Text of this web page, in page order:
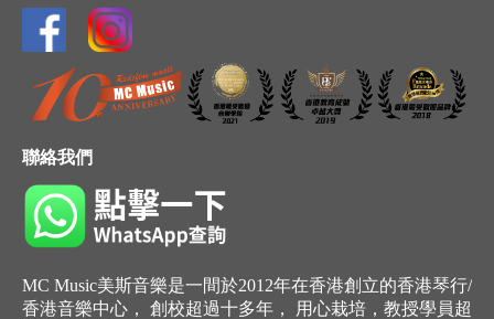
聯絡我們
MC Music美斯音樂是一間於2012年在香港創立的香港琴行/
香港音樂中心， 創校超過十多年， 用心栽培，教授學員超